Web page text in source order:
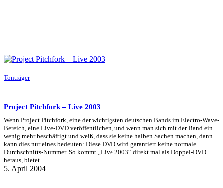
Tonträger
Project Pitchfork – Live 2003
Wenn Project Pitchfork, eine der wichtigsten deutschen Bands im Electro-Wave-
Bereich, eine Live-DVD veröffentlichen, und wenn man sich mit der Band ein
wenig mehr beschäftigt und weiß, dass sie keine halben Sachen machen, dann
kann dies nur eines bedeuten: Diese DVD wird garantiert keine normale
Durchschnitts-Nummer. So kommt „Live 2003“ direkt mal als Doppel-DVD
heraus, bietet…
5. April 2004